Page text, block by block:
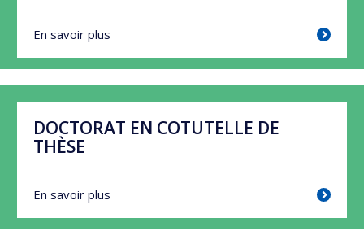
En savoir plus
DOCTORAT EN COTUTELLE DE
THÈSE
En savoir plus